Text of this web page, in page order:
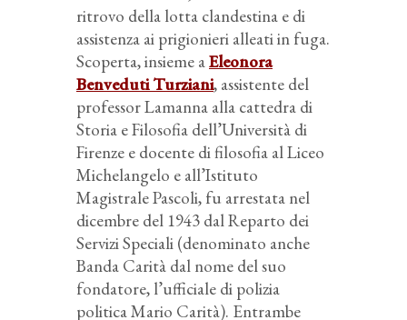
ritrovo della lotta clandestina e di
assistenza ai prigionieri alleati in fuga.
Scoperta, insieme aEleonora
Benveduti Turziani, assistente del
professor Lamanna alla cattedra di
Storia e Filosofia dell’Università di
Firenze e docente di filosofia al Liceo
Michelangelo e all’Istituto
Magistrale Pascoli, fu arrestata nel
dicembre del 1943 dal Reparto dei
Servizi Speciali (denominato anche
Banda Carità dal nome del suo
fondatore, l’ufficiale di polizia
politica Mario Carità). Entrambe